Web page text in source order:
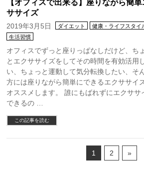
【オフィスで出来る】座りながら簡単
ササイズ
2019年3月5日 ダイエット
健康・ライフスタイ
生活習慣
オフィスでずっと座りっぱなしだけど、ち
とエクササイズをしてその時間を有効活用
い、ちょっと運動して気分転換したい、そ
方には座りながら簡単にできるエクササイ
オススメします。 誰にもばれずにエクササ
できるの …
この記事を読む
1 2 »